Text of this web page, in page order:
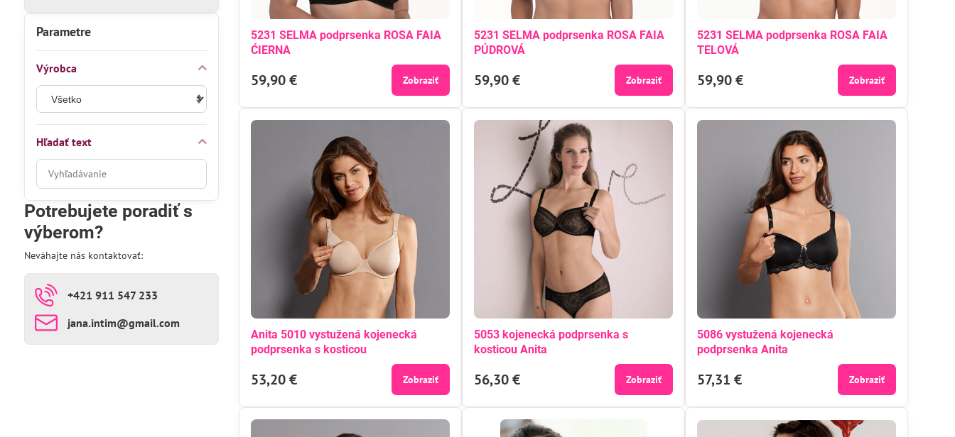
5231 SELMA podprsenka ROSA FAIA
ĆIERNA
59,90 € Zobraziť
5231 SELMA podprsenka ROSA FAIA
PÚDROVÁ
59,90 € Zobraziť
5231 SELMA podprsenka ROSA FAIA
TELOVÁ
59,90 € Zobraziť
Anita 5010 vystužená kojenecká
podprsenka s kosticou
53,20 € Zobraziť
5053 kojenecká podprsenka s
kosticou Anita
56,30 € Zobraziť
5086 vystužená kojenecká
podprsenka Anita
57,31 € Zobraziť
Parametre
Výrobca
Hľadať text
Prehľadať
výsledky
filtra
fulltextom
Potrebujete poradiť s
výberom?
Neváhajte nás kontaktovať:
+421 911 547 233
jana​.intim​@gmail​.com